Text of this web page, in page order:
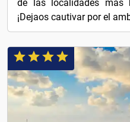
de las localidades más
¡Dejaos cautivar por el